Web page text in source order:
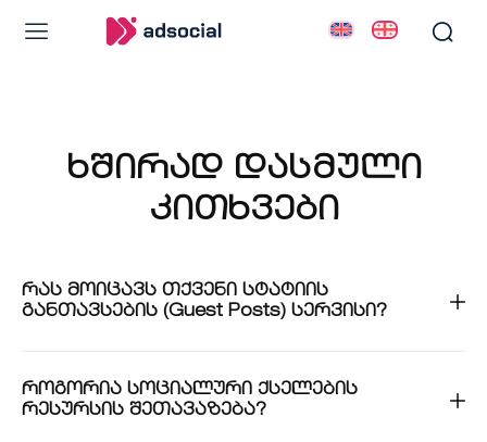
ჩვენს შესახებ
ჩვენს შესახებ
ხშირად დასმული
კითხვები
რას მოიცავს თქვენი სტატიის
განთავსების (Guest Posts) სერვისი?
როგორია სოციალური ქსელების
რესურსის შეთავაზება?